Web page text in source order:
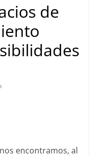
de
encontramos, al